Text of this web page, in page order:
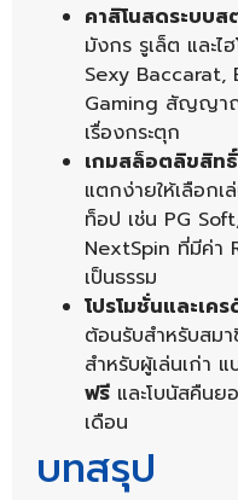
คาสิโนสดระบบ
มังกร รูเล็ต และ
Sexy Baccarat,
Gaming สัญญา
เรื่องกระตุก
เกมสล็อตลิขสิท
แตกง่ายให้เลือก
ท็อป เช่น PG
NextSpin ที่มีค่า
เป็นธรรม
โปรโมชั่นและเค
ต้อนรับสำหรับสม
สำหรับผู้เล่นเก่า
ฟรี และโบนัสคืน
เดือน
บทสรุป